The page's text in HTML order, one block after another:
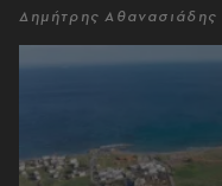
Δημήτρης Αθανασιάδης